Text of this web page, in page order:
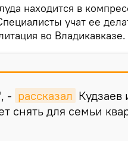
находится в
учат ее
во Владикавказе.
- рассказал Кудзаев
снять для семьи